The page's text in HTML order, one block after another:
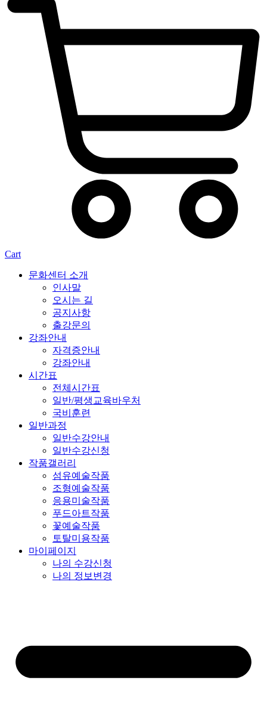
Cart
문화센터 소개
인사말
오시는 길
공지사항
출강문의
강좌안내
자격증안내
강좌안내
시간표
전체시간표
일반/평생교육바우처
국비훈련
일반과정
일반수강안내
일반수강신청
작품갤러리
섬유예술작품
조형예술작품
응용미술작품
푸드아트작품
꽃예술작품
토탈미용작품
마이페이지
나의 수강신청
나의 정보변경